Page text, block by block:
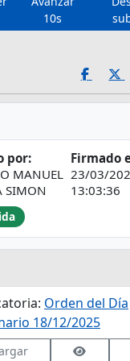
10s
por:
MANUEL
SIMON
Firmado
23/03/
13:03:36
Orden del Día
18/12/2025
Ver